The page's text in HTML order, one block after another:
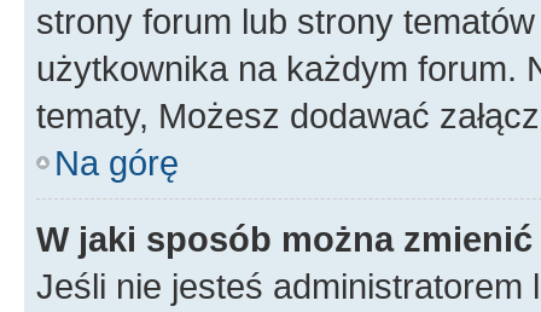
strony forum lub strony
użytkownika na każdym forum.
tematy, Możesz dodawać
Na górę
W jaki sposób można
Jeśli nie jesteś